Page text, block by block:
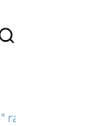
kl. 1,6